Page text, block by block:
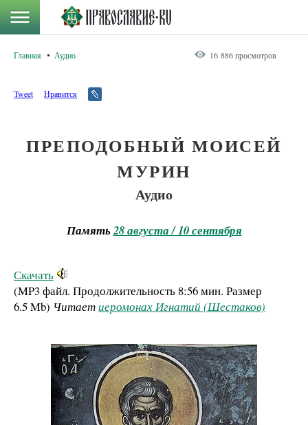
Главная Аудио 16 886 просмотров
Tweet Нравится
ПРЕПОДОБНЫЙ МОИСЕЙ
МУРИН
Аудио
Память28 августа / 10 сентября
Скачать
(MP3 файл. Продолжительность 8:56 мин. Размер
6.5 Mb) Читаетиеромонах Игнатий (Шестаков)